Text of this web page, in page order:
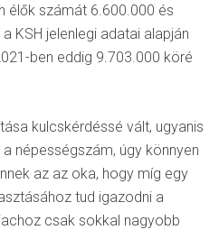
élők számát 6.600.000 és
KSH jelenlegi adatai alapján
ben eddig 9.703.000 köré
kulcskérdéssé vált, ugyanis
népességszám, úgy könnyen
az az oka, hogy míg egy
tud igazodni a
csak sokkal nagyobb